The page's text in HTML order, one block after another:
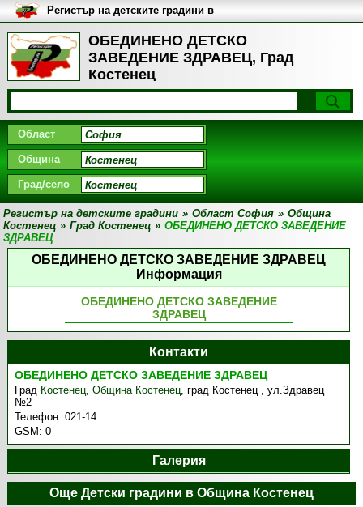
ОБЕДИНЕНО ДЕТСКО
ЗАВЕДЕНИЕ ЗДРАВЕЦ, Град
Костенец
Регистър на детските градини в
България
Област
Община
Град/село
Регистър на детските градини » Област София » Община
Костенец » Град Костенец » ОБЕДИНЕНО ДЕТСКО ЗАВЕДЕНИЕ
ЗДРАВЕЦ
ОБЕДИНЕНО ДЕТСКО ЗАВЕДЕНИЕ ЗДРАВЕЦ
Информация
ОБЕДИНЕНО ДЕТСКО ЗАВЕДЕНИЕ
ЗДРАВЕЦ
Контакти
ОБЕДИНЕНО ДЕТСКО ЗАВЕДЕНИЕ ЗДРАВЕЦ
Град Костенец,Община Костенец,град Костенец , ул.Здравец
№2
Телефон:021-14
GSM:0
Галерия
Още Детски градини в Община Костенец